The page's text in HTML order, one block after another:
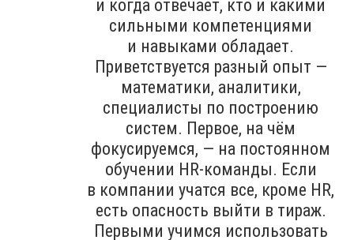
и когда отвечает, кто и какими
сильными компетенциями
и навыками обладает.
Приветствуется разный опыт —
математики, аналитики,
специалисты по построению
систем. Первое, на чём
фокусируемся, — на постоянном
обучении HR-команды. Если
в компании учатся все, кроме HR,
есть опасность выйти в тираж.
Первыми учимся использовать